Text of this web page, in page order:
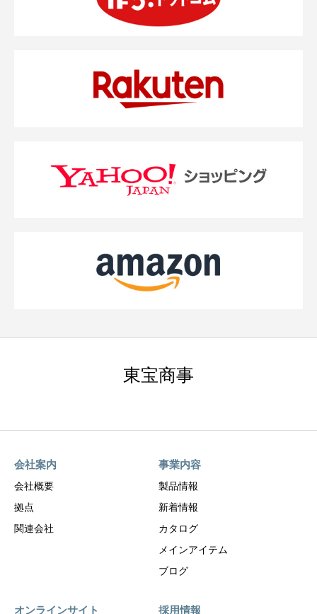
東宝商事
会社案内
会社概要
拠点
関連会社
事業内容
製品情報
新着情報
カタログ
メインアイテム
ブログ
オンラインサイト 採用情報